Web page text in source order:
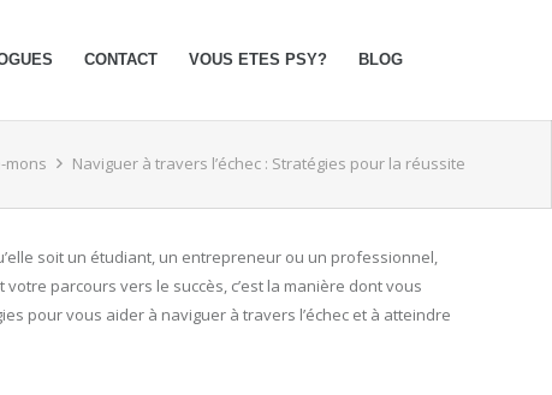
CONTACT VOUS ETES PSY? BLOG
mons Naviguer à travers l’échec : Stratégies pour la réussite
soit un étudiant, un entrepreneur ou un professionnel,
parcours vers le succès, c’est la manière dont vous
pour vous aider à naviguer à travers l’échec et à atteindre